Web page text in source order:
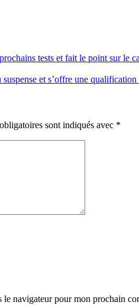
tests et fait le point sur le
et s’offre une qualification
sont indiqués avec *
navigateur pour mon prochain